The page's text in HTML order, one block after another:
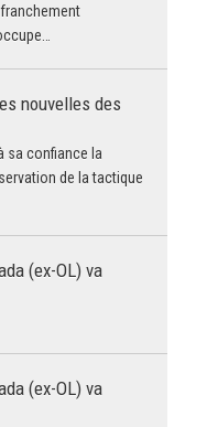
nouvelles des
sa confiance la
de la tactique
(ex-OL) va
(ex-OL) va